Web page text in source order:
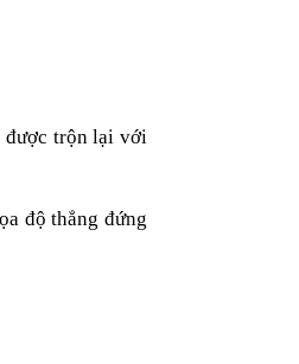
được trộn lại với
độ thẳng đứng